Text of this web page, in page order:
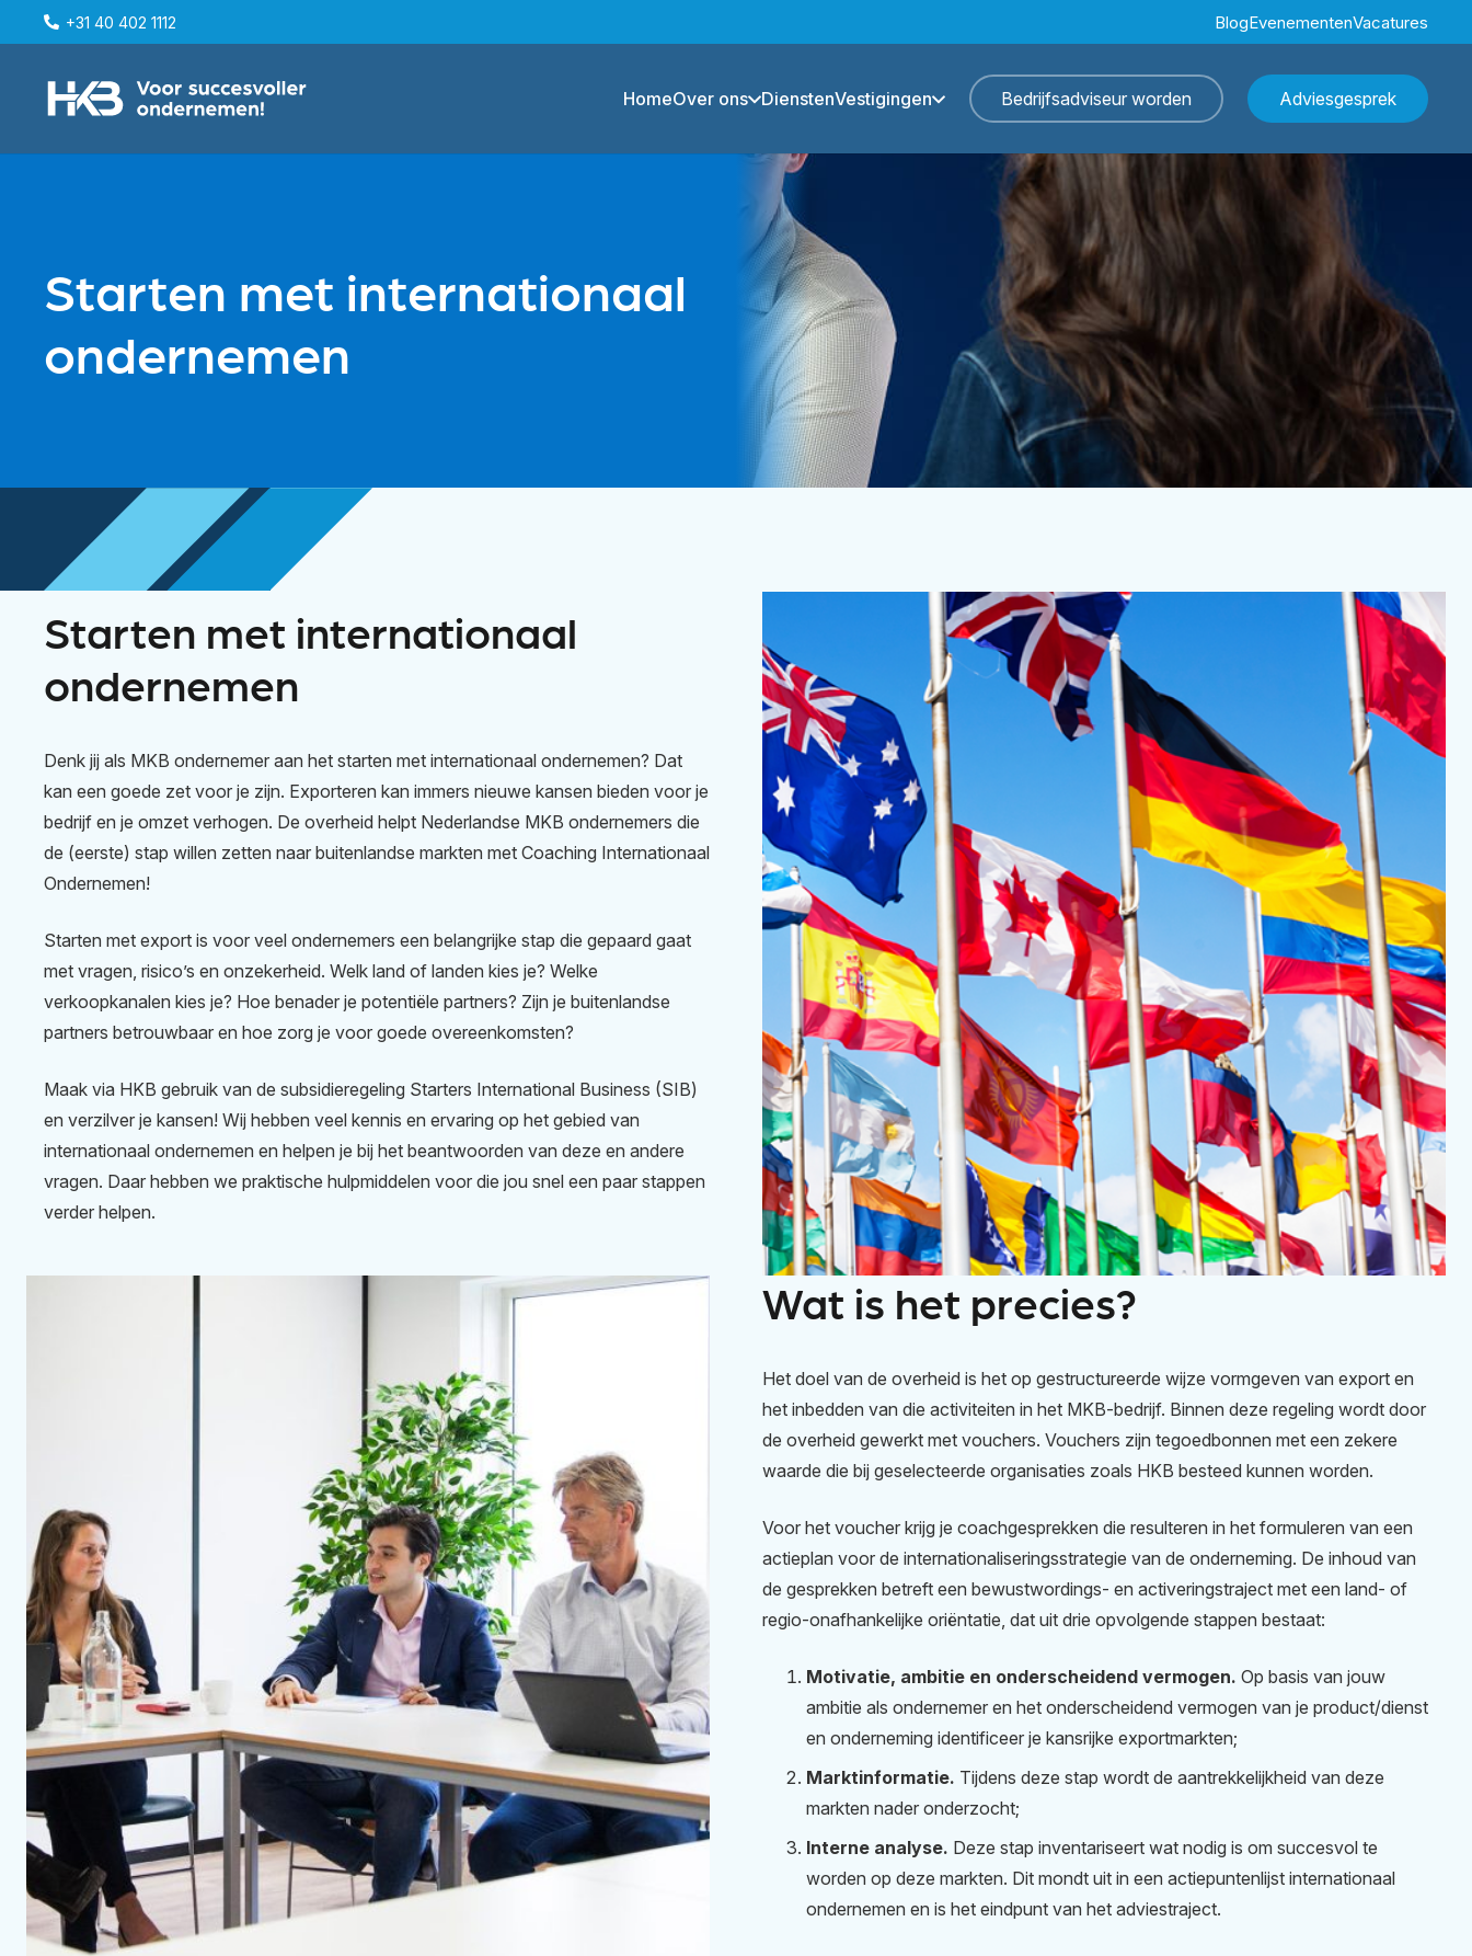
+31 40 402 1112 BlogEvenementenVacatures
HomeOver ons DienstenVestigingen Bedrijfsadviseur worden Adviesgesprek
Starten met internationaal
ondernemen
Starten met internationaal
ondernemen
Denk jij als MKB ondernemer aan het starten met internationaal ondernemen? Dat
kan een goede zet voor je zijn. Exporteren kan immers nieuwe kansen bieden voor je
bedrijf en je omzet verhogen. De overheid helpt Nederlandse MKB ondernemers die
de (eerste) stap willen zetten naar buitenlandse markten met Coaching Internationaal
Ondernemen!
Starten met export is voor veel ondernemers een belangrijke stap die gepaard gaat
met vragen, risico’s en onzekerheid. Welk land of landen kies je? Welke
verkoopkanalen kies je? Hoe benader je potentiële partners? Zijn je buitenlandse
partners betrouwbaar en hoe zorg je voor goede overeenkomsten?
Maak via HKB gebruik van de subsidieregeling Starters International Business (SIB)
en verzilver je kansen! Wij hebben veel kennis en ervaring op het gebied van
internationaal ondernemen en helpen je bij het beantwoorden van deze en andere
vragen. Daar hebben we praktische hulpmiddelen voor die jou snel een paar stappen
verder helpen.
Wat is het precies?
Het doel van de overheid is het op gestructureerde wijze vormgeven van export en
het inbedden van die activiteiten in het MKB-bedrijf. Binnen deze regeling wordt door
de overheid gewerkt met vouchers. Vouchers zijn tegoedbonnen met een zekere
waarde die bij geselecteerde organisaties zoals HKB besteed kunnen worden.
Voor het voucher krijg je coachgesprekken die resulteren in het formuleren van een
actieplan voor de internationaliseringsstrategie van de onderneming. De inhoud van
de gesprekken betreft een bewustwordings- en activeringstraject met een land- of
regio-onafhankelijke oriëntatie, dat uit drie opvolgende stappen bestaat:
Motivatie, ambitie en onderscheidend vermogen. Op basis van jouw
ambitie als ondernemer en het onderscheidend vermogen van je product/dienst
en onderneming identificeer je kansrijke exportmarkten;
Marktinformatie. Tijdens deze stap wordt de aantrekkelijkheid van deze
markten nader onderzocht;
Interne analyse. Deze stap inventariseert wat nodig is om succesvol te
worden op deze markten. Dit mondt uit in een actiepuntenlijst internationaal
ondernemen en is het eindpunt van het adviestraject.